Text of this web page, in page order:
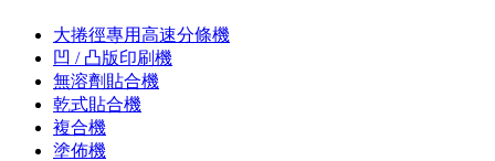
大捲徑專用高速分條機
凹 / 凸版印刷機
無溶劑貼合機
乾式貼合機
複合機
塗佈機